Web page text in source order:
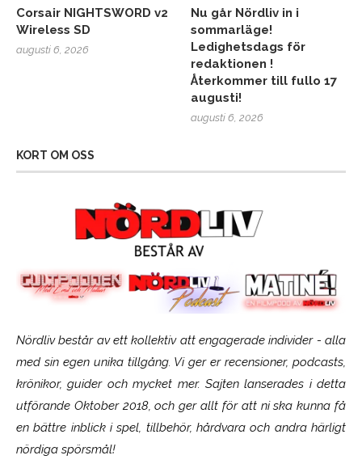
Corsair NIGHTSWORD v2
Wireless SD
augusti 6, 2026
Nu går Nördliv in i
sommarläge!
Ledighetsdags för
redaktionen !
Återkommer till fullo 17
augusti!
augusti 6, 2026
KORT OM OSS
Nördliv består av ett kollektiv att engagerade individer - alla
med sin egen unika tillgång. Vi ger er recensioner, podcasts,
krönikor, guider och mycket mer. Sajten lanserades i detta
utförande Oktober 2018, och ger allt för att ni ska kunna få
en bättre inblick i spel, tillbehör, hårdvara och andra härligt
nördiga spörsmål!